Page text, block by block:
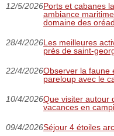
12/5/2026Ports et cabanes
ambiance
domaine des
28/4/2026Les meilleures
près de saint-
22/4/2026Observer la faune
pareloup avec le
10/4/2026Que visiter autour
vacances en
09/4/2026Séjour 4 étoiles